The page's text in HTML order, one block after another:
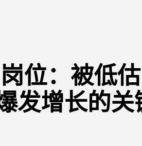
位：被低
发增长的关